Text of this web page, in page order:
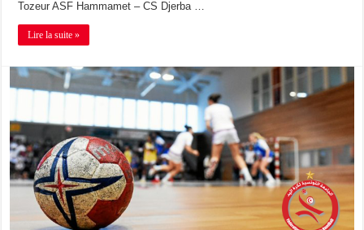
Tozeur ASF Hammamet – CS Djerba …
Lire la suite »